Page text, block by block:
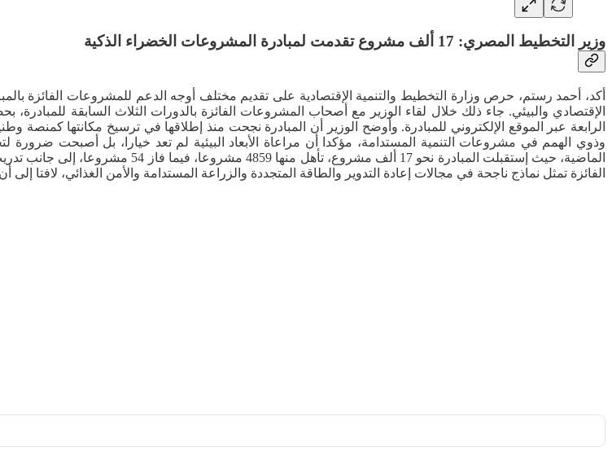
وزير التخطيط المصري: 17 ألف مشروع تقدمت لمبادرة المشروعات الخضراء الذكية
أكد، أحمد رستم، حرص وزارة التخطيط والتنمية الإقتصادية على تقديم مختلف أوجه الدعم للمشروعات الفائزة
الإقتصادي والبيئي. جاء ذلك خلال لقاء الوزير مع أصحاب المشروعات الفائزة بالدورات الثلاث السابقة
الرابعة عبر الموقع الإلكتروني للمبادرة. وأوضح الوزير أن المبادرة نجحت منذ إطلاقها في ترسيخ مكانتها كمنصة
وذوي الهمم في مشروعات التنمية المستدامة، مؤكدا أن مراعاة الأبعاد البيئية لم تعد خيارا، بل أصبحت
الفائزة تمثل نماذج ناجحة في مجالات إعادة التدوير والطاقة المتجددة والزراعة المستدامة والأمن الغذائي، لافتا